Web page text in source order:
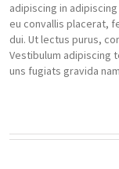
adipiscing in
eu convallis placerat,
dui. Ut lectus purus,
Vestibulum adipiscing
uns fugiats gravida